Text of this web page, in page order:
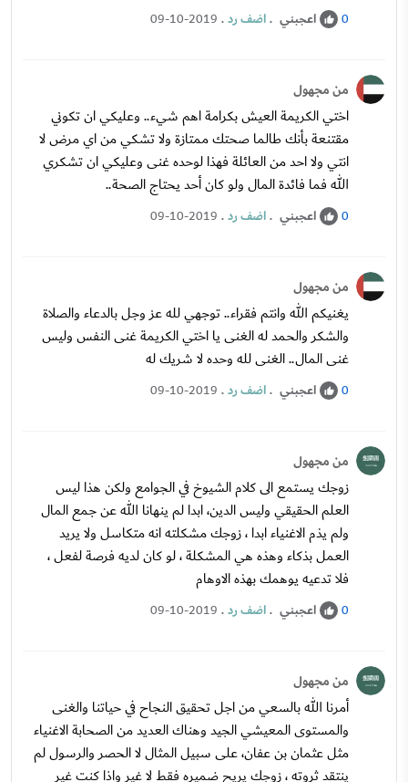
0 اعجبني .اضف رد.
09-10-2019
من مجهول
اختي الكريمة العيش بكرامة اهم شيء.. وعليكي ان تكوني
مقتنعة بأنك طالما صحتك ممتازة ولا تشكي من اي مرض لا
انتي ولا احد من العائلة فهذا لوحده غنى وعليكي ان تشكري
الله فما فائدة المال ولو كان أحد يحتاج الصحة..
0 اعجبني .اضف رد.
09-10-2019
من مجهول
يغنيكم الله وانتم فقراء.. توجهي لله عز وجل بالدعاء والصلاة
والشكر والحمد له الغنى يا اختي الكريمة غنى النفس وليس
غنى المال.. الغنى لله وحده لا شريك له
0 اعجبني .اضف رد.
09-10-2019
من مجهول
زوجك يستمع الى كلام الشيوخ في الجوامع ولكن هذا ليس
العلم الحقيقي وليس الدين، ابدا لم ينهانا الله عن جمع المال
ولم يذم الاغنياء ابدا ، زوجك مشكلته انه متكاسل ولا يريد
العمل بذكاء وهذه هي المشكلة ، لو كان لديه فرصة لفعل ،
فلا تدعيه يوهمك بهذه الاوهام
0 اعجبني .اضف رد.
09-10-2019
من مجهول
أمرنا الله بالسعي من اجل تحقيق النجاح في حياتنا والغنى
والمستوى المعيشي الجيد وهناك العديد من الصحابة الاغنياء
مثل عثمان بن عفان، على سبيل المثال لا الحصر والرسول لم
ينتقد ثروته ، زوجك يريح ضميره فقط لا غير واذا كنت غير